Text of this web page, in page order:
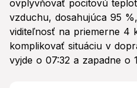
ovplyvňovať pocitovú
vzduchu, dosahujúca 95
viditeľnosť na priemerne 4
komplikovať situáciu v
vyjde o 07:32 a zapadne o